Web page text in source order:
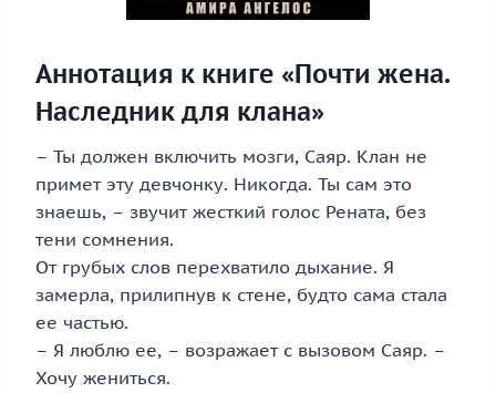
Аннотация к книге «Почти жена.
Наследник для клана»
– Ты должен включить мозги, Саяр. Клан не
примет эту девчонку. Никогда. Ты сам это
знаешь, – звучит жесткий голос Рената, без
тени сомнения.
От грубых слов перехватило дыхание. Я
замерла, прилипнув к стене, будто сама стала
ее частью.
– Я люблю ее, – возражает с вызовом Саяр. –
Хочу жениться.